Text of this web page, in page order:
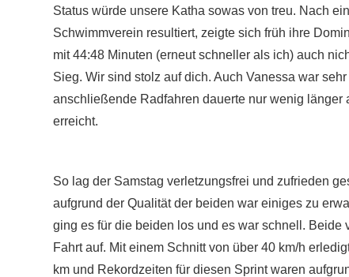
Status würde unsere Katha sowas von treu. Nach
Schwimmverein resultiert, zeigte sich früh ihre
mit 44:48 Minuten (erneut schneller als ich) auch
Sieg. Wir sind stolz auf dich. Auch Vanessa war
anschließende Radfahren dauerte nur wenig länger
erreicht.
So lag der Samstag verletzungsfrei und zufrieden
aufgrund der Qualität der beiden war einiges zu
ging es für die beiden los und es war schnell.
Fahrt auf. Mit einem Schnitt von über 40 km/h
km und Rekordzeiten für diesen Sprint waren